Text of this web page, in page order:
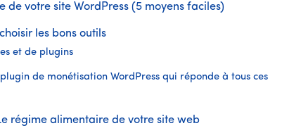
de votre site WordPress (5 moyens faciles)
les bons outils
et de plugins
de monétisation WordPress qui réponde à tous ces
régime alimentaire de votre site web